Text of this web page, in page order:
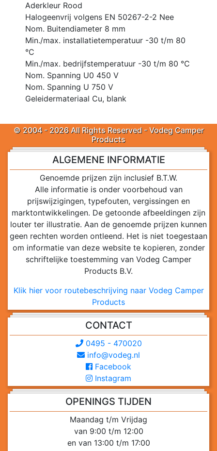
Aderkleur Rood
Halogeenvrij volgens EN 50267-2-2 Nee
Nom. Buitendiameter 8 mm
Min./max. installatietemperatuur -30 t/m 80
°C
Min./max. bedrijfstemperatuur -30 t/m 80 °C
Nom. Spanning U0 450 V
Nom. Spanning U 750 V
Geleidermateriaal Cu, blank
© 2004 - 2026 All Rights Reserved - Vodeg Camper
Products
ALGEMENE INFORMATIE
Genoemde prijzen zijn inclusief B.T.W.
Alle informatie is onder voorbehoud van
prijswijzigingen, typefouten, vergissingen en
marktontwikkelingen. De getoonde afbeeldingen zijn
louter ter illustratie. Aan de genoemde prijzen kunnen
geen rechten worden ontleend. Het is niet toegestaan
om informatie van deze website te kopieren, zonder
schriftelijke toestemming van Vodeg Camper
Products B.V.
Klik hier voor routebeschrijving naar Vodeg Camper
Products
CONTACT
0495 - 470020
info@vodeg.nl
Facebook
Instagram
OPENINGS TIJDEN
Maandag t/m Vrijdag
van 9:00 t/m 12:00
en van 13:00 t/m 17:00